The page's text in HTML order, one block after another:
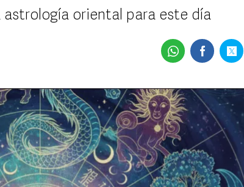
oriental para este día